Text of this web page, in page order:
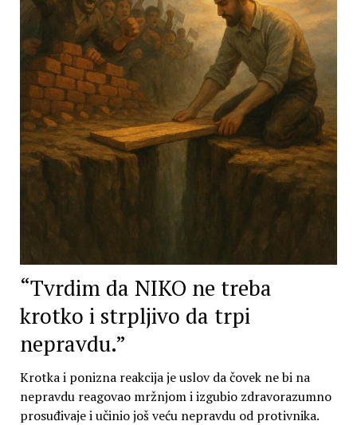
“Tvrdim da NIKO ne treba
krotko i strpljivo da trpi
nepravdu.”
Krotka i ponizna reakcija je uslov da čovek ne bi na
nepravdu reagovao mržnjom i izgubio zdravorazumno
prosuđivaje i učinio još veću nepravdu od protivnika.